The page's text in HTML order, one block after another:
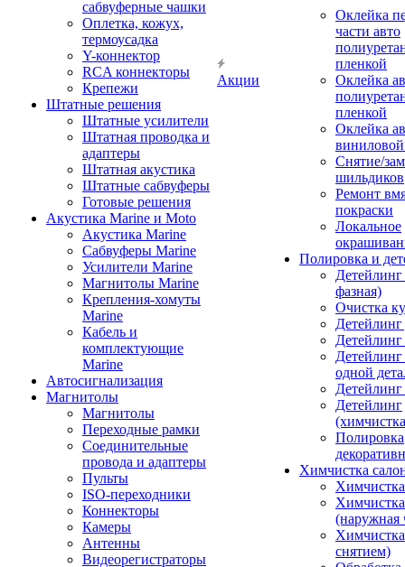
сабвуферные чашки
Оплетка, кожух,
термоусадка
Y-коннектор
RCA коннекторы
Крепежи
Штатные решения
Штатные усилители
Штатная проводка и
адаптеры
Штатная акустика
Штатные сабвуферы
Готовые решения
Акустика Marine и Moto
Акустика Marine
Сабвуферы Marine
Усилители Marine
Магнитолы Marine
Крепления-хомуты
Marine
Кабель и
комплектующие
Marine
Автосигнализация
Магнитолы
Магнитолы
Переходные рамки
Соединительные
провода и адаптеры
Пульты
ISO-переходники
Коннекторы
Камеры
Антенны
Видеорегистраторы
Акции
Оклейка
части авто
пленкой
Оклейка
пленкой
Оклейка
Снятие/
шильдиков
Ремонт
покраски
Локальное
Полировка и
фазная)
Очистка
Детейлинг
одной
Детейлинг
Полировка
Химчистка
(наружная
снятием)